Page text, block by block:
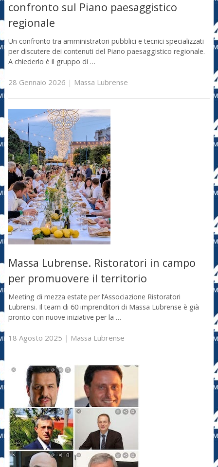
confronto sul Piano paesaggistico
regionale
Un confronto tra amministratori pubblici e tecnici specializzati
per discutere dei contenuti del Piano paesaggistico regionale.
A chiederlo è il gruppo di …
28 Gennaio 2026 | Massa Lubrense
Massa Lubrense. Ristoratori in campo
per promuovere il territorio
Meeting di mezza estate per l’Associazione Ristoratori
Lubrensi. Il team di 60 imprenditori di Massa Lubrense è già
pronto con nuove iniziative per la …
18 Agosto 2025 | Massa Lubrense